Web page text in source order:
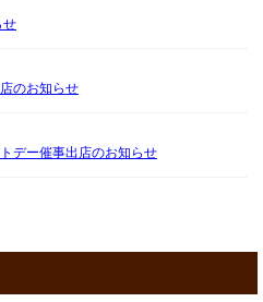
せ
のお知らせ
デー催事出店のお知らせ